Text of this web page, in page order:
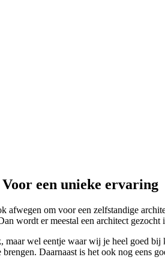
een unieke ervaring
afwegen om voor een zelfstandige
wordt er meestal een architect
maar wel eentje waar wij je heel goed
Daarnaast is het ook nog eens